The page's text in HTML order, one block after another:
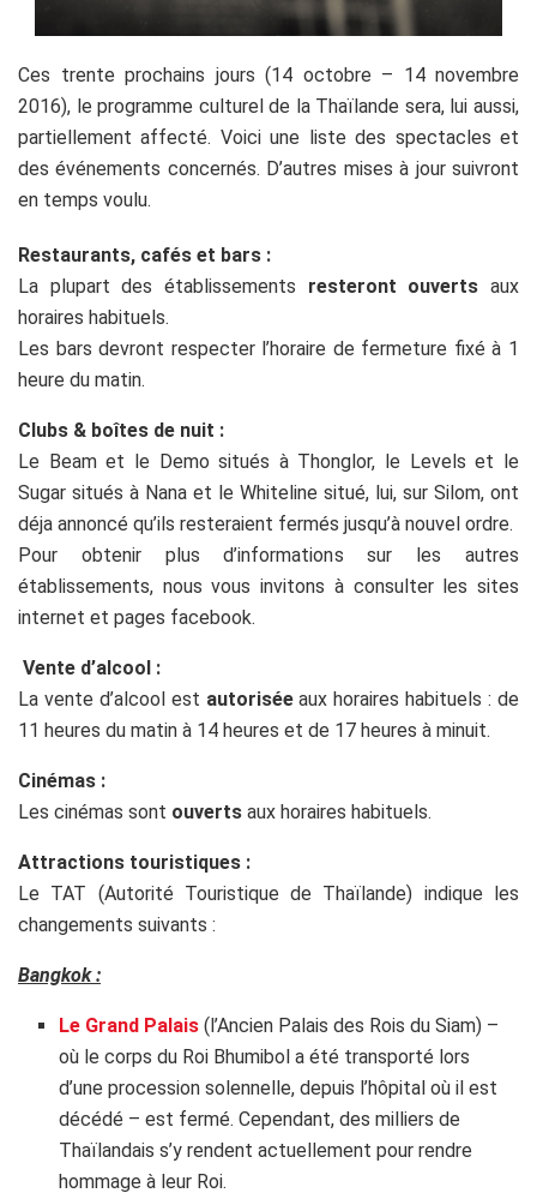
Ces trente prochains jours (14 octobre – 14 novembre
2016), le programme culturel de la Thaïlande sera, lui aussi,
partiellement affecté. Voici une liste des spectacles et
des événements concernés. D’autres mises à jour suivront
en temps voulu.
Restaurants, cafés et bars :
La plupart des établissements resteront ouverts aux
horaires habituels.
Les bars devront respecter l’horaire de fermeture fixé à 1
heure du matin.
Clubs & boîtes de nuit :
Le Beam et le Demo situés à Thonglor, le Levels et le
Sugar situés à Nana et le Whiteline situé, lui, sur Silom, ont
déja annoncé qu’ils resteraient fermés jusqu’à nouvel ordre.
Pour obtenir plus d’informations sur les autres
établissements, nous vous invitons à consulter les sites
internet et pages facebook.
Vente d’alcool :
La vente d’alcool est autoriséeaux horaires habituels : de
11 heures du matin à 14 heures et de 17 heures à minuit.
Cinémas :
Les cinémas sont ouverts aux horaires habituels.
Attractions touristiques :
Le TAT (Autorité Touristique de Thaïlande) indique les
changements suivants :
Bangkok :
Le Grand Palais (l’Ancien Palais des Rois du Siam) –
où le corps du Roi Bhumibol a été transporté lors
d’une procession solennelle, depuis l’hôpital où il est
décédé – est fermé. Cependant, des milliers de
Thaïlandais s’y rendent actuellement pour rendre
hommage à leur Roi.